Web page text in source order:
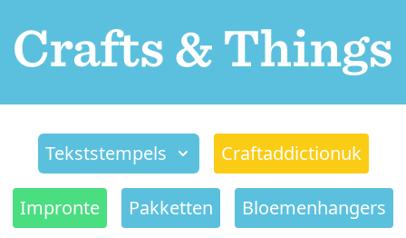
Tekststempels Craftaddictionuk
Impronte Pakketten Bloemenhangers